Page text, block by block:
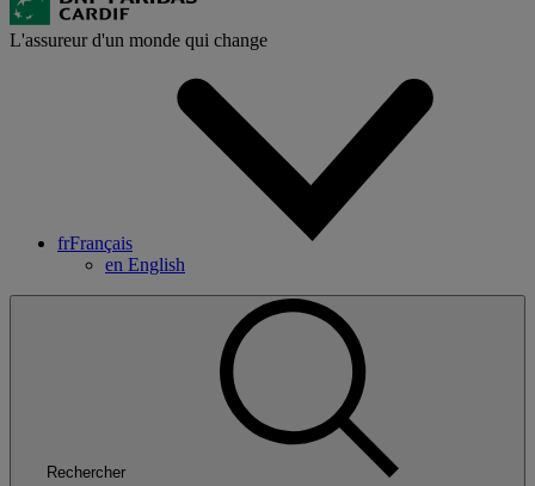
L'assureur d'un monde qui change
frFrançais
en English
Rechercher